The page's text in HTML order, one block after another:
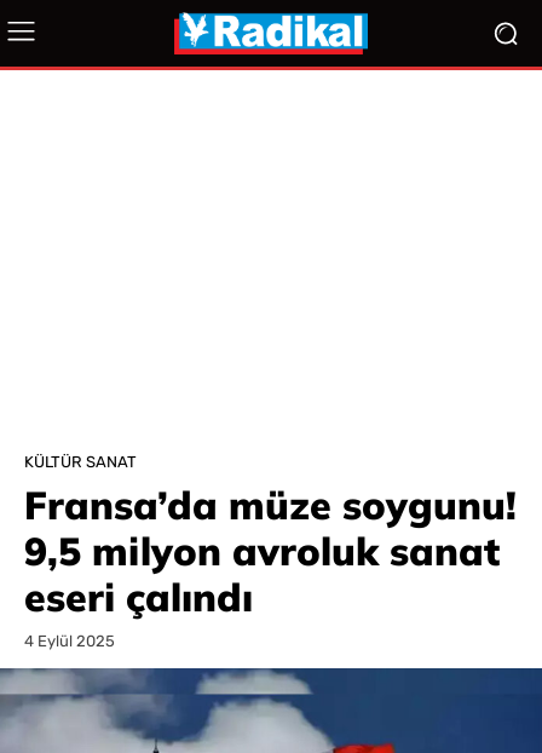
KÜLTÜR SANAT
Fransa’da müze soygunu!
9,5 milyon avroluk sanat
eseri çalındı
4 Eylül 2025